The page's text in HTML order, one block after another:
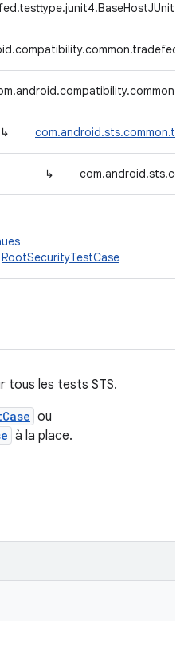
↳
RootSecurityTestCase
tous les tests STS.
ou
à la place.